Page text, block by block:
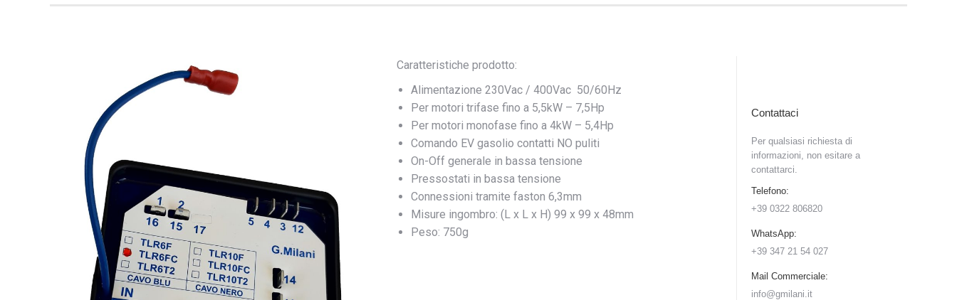
Caratteristiche prodotto:
Alimentazione 230Vac / 400Vac 50/60Hz
Per motori trifase fino a 5,5kW – 7,5Hp
Per motori monofase fino a 4kW – 5,4Hp
Comando EV gasolio contatti NO puliti
On-Off generale in bassa tensione
Pressostati in bassa tensione
Connessioni tramite faston 6,3mm
Misure ingombro: (L x L x H) 99 x 99 x 48mm
Peso: 750g
Contattaci
Per qualsiasi richiesta di
informazioni, non esitare a
contattarci.
Telefono:
+39 0322 806820
WhatsApp:
+39 347 21 54 027
Mail Commerciale:
info@gmilani.it